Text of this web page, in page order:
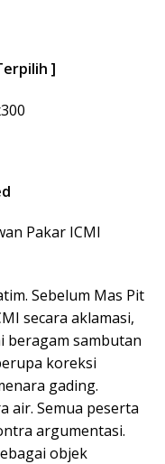
]
Pakar ICMI
Sebelum Mas Pit
secara aklamasi,
beragam sambutan
koreksi
gading.
air. Semua peserta
argumentasi.
objek